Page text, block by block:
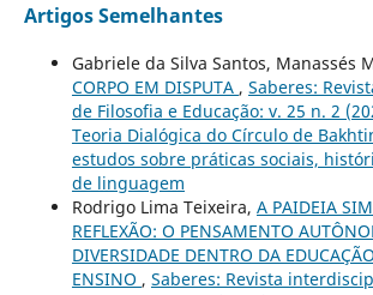
Artigos Semelhantes
Gabriele da Silva Santos, Manassés
CORPO EM DISPUTA , Saberes:
de Filosofia e Educação: v. 25 n. 2
Teoria Dialógica do Círculo de
estudos sobre práticas sociais,
de linguagem
Rodrigo Lima Teixeira, A PAIDEIA
REFLEXÃO: O PENSAMENTO
DIVERSIDADE DENTRO DA
ENSINO , Saberes: Revista